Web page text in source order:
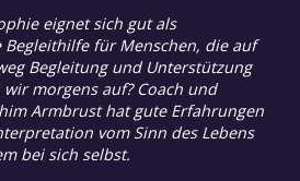
eignet sich gut als
für Menschen, die auf
Begleitung und Unterstützung
morgens auf? Coach und
Armbrust hat gute Erfahrungen
vom Sinn des Lebens
bei sich selbst.